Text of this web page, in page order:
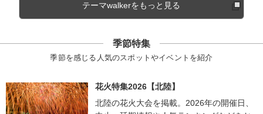
テーマwalkerをもっと見る
季節特集
季節を感じる人気のスポットやイベントを紹介
花火特集2026【北陸】
北陸の花火大会を掲載。2026年の開催日、